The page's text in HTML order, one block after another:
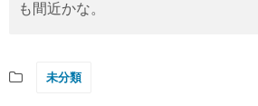
も間近かな。
未分類